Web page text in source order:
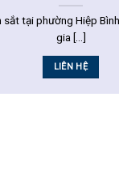
sắt tại phường Hiệp
gia [...]
LIÊN HỆ